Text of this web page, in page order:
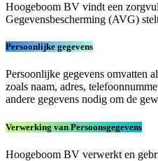
Hoogeboom BV vindt een
Gegevensbescherming (AVG)
Persoonlijke gegevens
Persoonlijke gegevens omvatten
zoals naam, adres,
andere gegevens nodig om de
Verwerking van Persoonsgegevens
Hoogeboom BV verwerkt en